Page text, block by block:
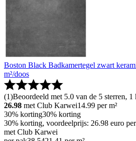
Boston Black Badkamertegel zwart
m²/doos
(1)Beoordeeld met 5.0 van de 5 sterren,
26.98 met Club Karwei14.99 per m²
30% korting30% korting
30% korting, voordeelprijs: 26.98 euro
met Club Karwei